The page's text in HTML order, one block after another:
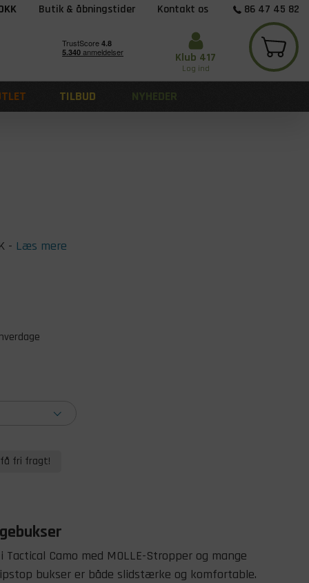
Butik & åbningstider Kontakt os 86 47 45 82
Klub 417
Log ind
TILBUD NYHEDER
- Læs mere
fri fragt!
Camo med MOLLE-Stropper og mange
bukser er både slidstærke og komfortable.